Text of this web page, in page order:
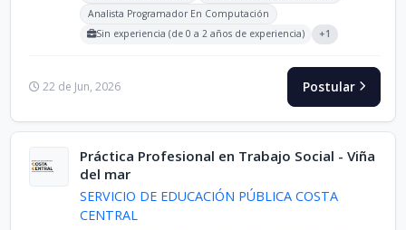
Analista Programador En Computación
Sin experiencia (de 0 a 2 años de experiencia)
+1
22 de Jun, 2026 Postular
Práctica Profesional en Trabajo Social - Viña
del mar
SERVICIO DE EDUCACIÓN PÚBLICA COSTA
CENTRAL